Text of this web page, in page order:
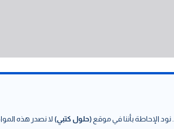
الإحاطة بأننا في موقع (حلول كتبي) لا نصدر هذه